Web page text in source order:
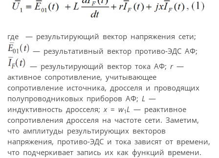
где
— результирующий вектор напряжения сети;
— результативный вектор противо-ЭДС АФ;
— результирующий вектор тока АФ; r—
активное сопротивление, учитывающее
сопротивление источника, дросселя и проводящих
полупровод­никовых приборов АФ; L —
индуктивность дросселя;x= w1L — реактивное
сопротивления дросселя на частоте сети. Заметим,
что амплитуды результирующих векторов
напряжения, противо-ЭДС и тока зависят от времени,
что подчеркивает запись их как функций времени.